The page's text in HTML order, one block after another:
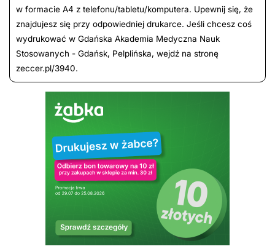
w formacie A4 z telefonu/tabletu/komputera. Upewnij się, że
znajdujesz się przy odpowiedniej drukarce. Jeśli chcesz coś
wydrukować w Gdańska Akademia Medyczna Nauk
Stosowanych - Gdańsk, Pelplińska, wejdź na stronę
zeccer.pl/3940.